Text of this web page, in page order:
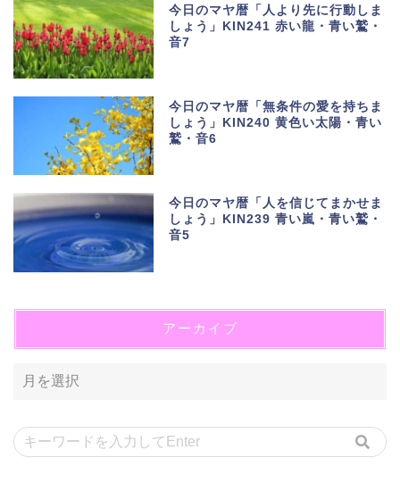
今日のマヤ暦「人より先に行動しま
しょう」KIN241 赤い龍・青い鷲・
音7
今日のマヤ暦「無条件の愛を持ちま
しょう」KIN240 黄色い太陽・青い
鷲・音6
今日のマヤ暦「人を信じてまかせま
しょう」KIN239 青い嵐・青い鷲・
音5
アーカイブ